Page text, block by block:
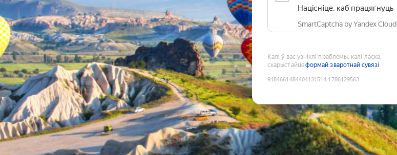
Націсніце, каб працягнуць
SmartCaptcha by Yandex Cloud
Калі ў вас узніклі праблемы, калі ласка,
скарыстайцеформай зваротнай сувязі
9184661484404131514:1786129563